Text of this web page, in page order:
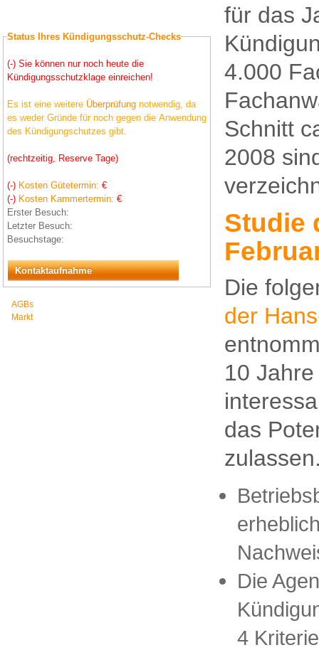
Status Ihres Kündigungsschutz-Checks
(-) Sie können nur noch heute die
Kündigungsschutzklage einreichen!
Es ist eine weitere Überprüfung notwendig, da
es weder Gründe für noch gegen die Anwendung
des Kündigungschutzes gibt.
(rechtzeitig, Reserve Tage)
(-) Kosten Gütetermin: €
(-) Kosten Kammertermin: €
Erster Besuch:
Letzter Besuch:
Besuchstage:
Kontaktaufnahme
AGBs
Markt
für das
4.000
Schnitt
2008
Studie
Die
der
10
das
Die
4